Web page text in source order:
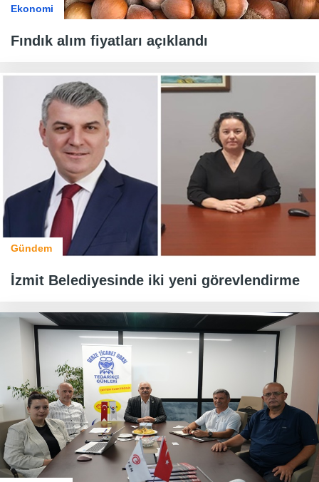
Ekonomi
Fındık alım fiyatları açıklandı
Gündem
İzmit Belediyesinde iki yeni görevlendirme